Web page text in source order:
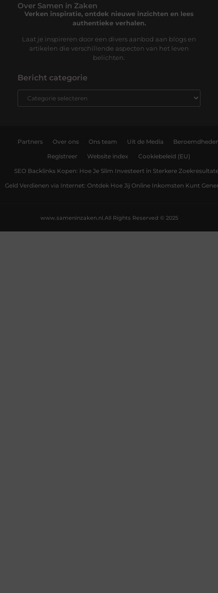
Over Samen in Zaken
Verken inspiratie, ontdek nieuwe inzichten en lees
authentieke verhalen.
Laat je inspireren door een divers aanbod aan blogs en
artikelen die verschillende aspecten van het leven
belichten.
Bericht categorie
Partners Over ons Ons team Uit de Media
Registreer Website index Cookiebeleid (EU)
SEO Backlinks Kopen: Hoe Je Slim Investeert in Sterkere
Geld Verdienen via Internet: Ontdek Hoe Jij Online Inkomsten Kunt
All Rights Reserved © 2025
www.sameninzaken.nl.